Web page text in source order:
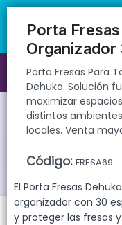
Porta Fresas Para Torno
resistente adaptable a
y locales. Venta
Porta
Organizador
Porta Fresas Para
Dehuka. Solución
maximizar
distintos
locales. Venta
Código: FRESA69
El Porta Fresas
organizador con 30
y proteger las fresas
directa | 📦 Comprá
CÓMO COMPRAR
GARANTIAS
CONTACTO
Menú